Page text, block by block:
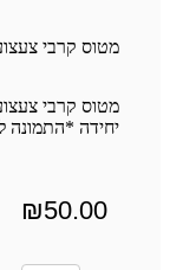
מטוס קרבי
יחידה *התמונה
₪50.00